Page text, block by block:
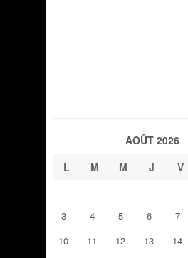
AOÛT 2026
L
M M J V
3
4 5 6 7
10
11 12 13 14